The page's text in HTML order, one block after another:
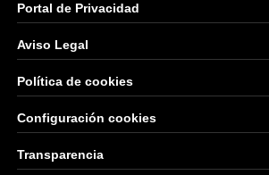
Portal de Privacidad
Aviso Legal
Política de cookies
Configuración cookies
Transparencia